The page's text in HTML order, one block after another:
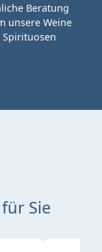
Beratung
unsere Weine
Spirituosen
Sie